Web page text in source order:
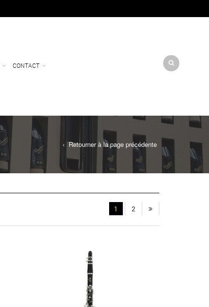
CONTACT
Retourner à la page précédente
1 2